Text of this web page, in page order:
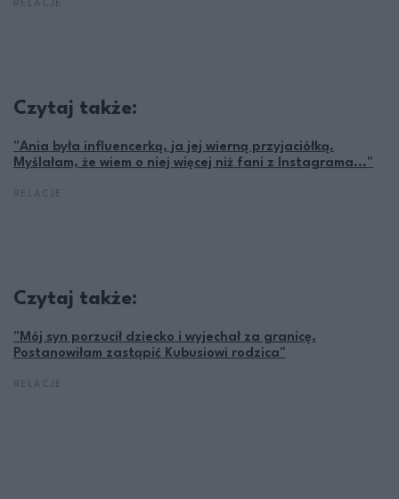
Czytaj także:
"Ania była influencerką, ja jej wierną przyjaciółką.
Myślałam, że wiem o niej więcej niż fani z Instagrama..."
Czytaj także:
"Mój syn porzucił dziecko i wyjechał za granicę.
Postanowiłam zastąpić Kubusiowi rodzica"